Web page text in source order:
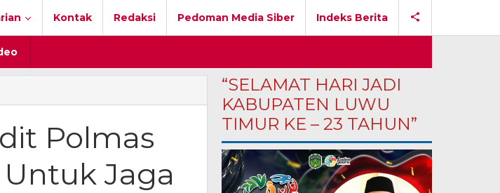
Kontak Redaksi Pedoman Media Siber Indeks Berita
Polmas
Jaga
“SELAMAT HARI JADI
KABUPATEN LUWU
TIMUR KE – 23 TAHUN”